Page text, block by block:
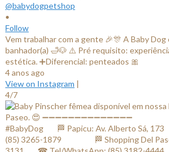
@babydogpetshop
•
Follow
Vem trabalhar com a gente 🎉🎊 A Baby Dog
banhador(a) 🛁🐶 ⚠️ Pré requisito:
estética. ➕Diferencial: penteados 🎀
4 anos ago
View on Instagram |
4/7